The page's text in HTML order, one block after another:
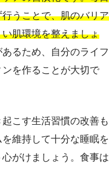
うことで、肌のバリア
肌環境を整えましょ
るため、自分のライフ
を作ることが大切で
こす生活習慣の改善も
維持して十分な睡眠を
がけましょう。食事は